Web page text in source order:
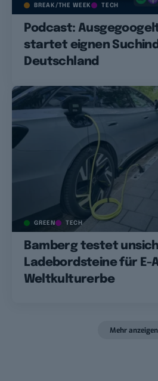
BREAK/THE WEEK TECH
Podcast:
startet eignen
Deutschland
GREEN TECH
Bamberg testet
Ladebordsteine für E-
Weltkulturerbe
Mehr anzeigen